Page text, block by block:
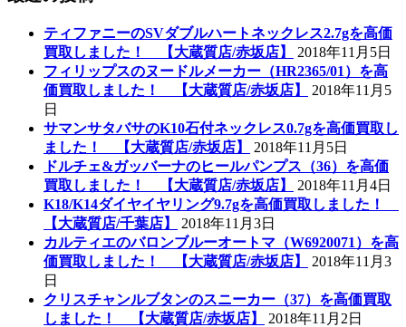
ティファニーのSVダブルハートネックレス2.7gを高価
買取しました！ 【大蔵質店/赤坂店】
2018年11月5日
フィリップスのヌードルメーカー（HR2365/01）を高
価買取しました！ 【大蔵質店/赤坂店】
2018年11月5
日
サマンサタバサのK10石付ネックレス0.7gを高価買取し
ました！ 【大蔵質店/赤坂店】
2018年11月5日
ドルチェ&ガッバーナのヒールパンプス（36）を高価
買取しました！ 【大蔵質店/赤坂店】
2018年11月4日
K18/K14ダイヤイヤリング9.7gを高価買取しました！
【大蔵質店/千葉店】
2018年11月3日
カルティエのバロンブルーオートマ（W6920071）を高
価買取しました！ 【大蔵質店/赤坂店】
2018年11月3
日
クリスチャンルブタンのスニーカー（37）を高価買取
しました！ 【大蔵質店/赤坂店】
2018年11月2日